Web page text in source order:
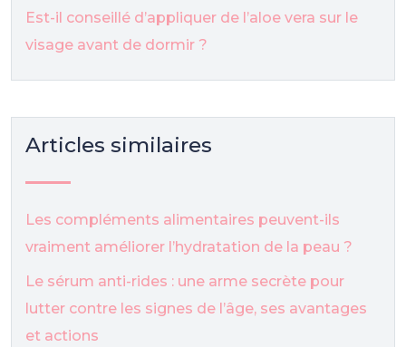
Est-il conseillé d’appliquer de l’aloe vera sur le
visage avant de dormir ?
Articles similaires
Les compléments alimentaires peuvent-ils
vraiment améliorer l’hydratation de la peau ?
Le sérum anti-rides : une arme secrète pour
lutter contre les signes de l’âge, ses avantages
et actions